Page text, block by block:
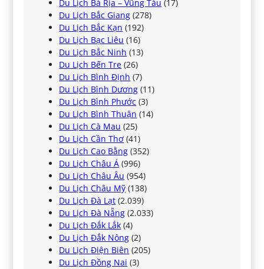
Du Lịch Bà Rịa – Vũng Tàu (17)
Du Lịch Bắc Giang (278)
Du Lịch Bắc Kạn (192)
Du Lịch Bạc Liêu (16)
Du Lịch Bắc Ninh (13)
Du Lịch Bến Tre (26)
Du Lịch Bình Định (7)
Du Lịch Bình Dương (11)
Du Lịch Bình Phước (3)
Du Lịch Bình Thuận (14)
Du Lịch Cà Mau (25)
Du Lịch Cần Thơ (41)
Du Lịch Cao Bằng (352)
Du Lịch Châu Á (996)
Du Lịch Châu Âu (954)
Du Lịch Châu Mỹ (138)
Du Lịch Đà Lạt (2.039)
Du Lịch Đà Nẵng (2.033)
Du Lịch Đắk Lắk (4)
Du Lịch Đắk Nông (2)
Du Lịch Điện Biên (205)
Du Lịch Đồng Nai (3)